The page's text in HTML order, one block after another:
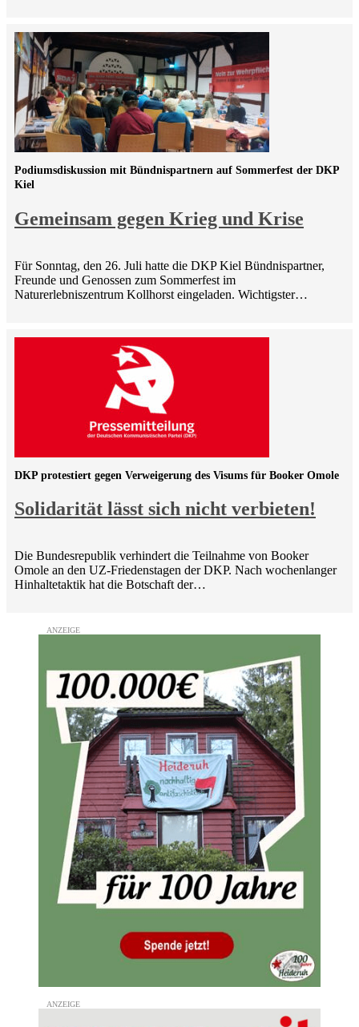
Gemeinsam gegen Krieg und Krise
Podiumsdiskussion mit Bündnispartnern auf Sommerfest der DKP
Kiel
Für Sonntag, den 26. Juli hatte die DKP Kiel Bündnispartner,
Freunde und Genossen zum Sommerfest im
Naturerlebniszentrum Kollhorst eingeladen. Wichtigster…
Solidarität lässt sich nicht verbieten!
DKP protestiert gegen Verweigerung des Visums für Booker Omole
Die Bundesrepublik verhindert die Teilnahme von Booker
Omole an den UZ-Friedenstagen der DKP. Nach wochenlanger
Hinhaltetaktik hat die Botschaft der…